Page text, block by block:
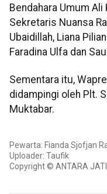
Bendahara Umum Ali
Sekretaris Nuansa
Ubaidillah, Liana
Faradina Ulfa dan
Sementara itu,
didampingi oleh Plt.
Muktabar.
Pewarta: Fianda Sjofjan
Uploader: Taufik
Copyright © ANTARA